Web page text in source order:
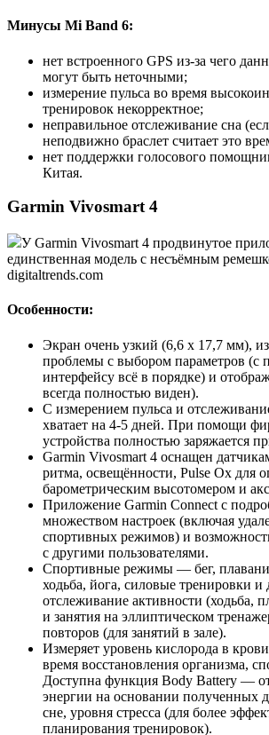
Минусы Mi Band 6:
нет встроенного GPS из-за чего
могут быть неточными;
измерение пульса во время
тренировок некорректное;
неправильное отслеживание сна
неподвижно браслет считает это
нет поддержки голосового
Китая.
Garmin Vivosmart 4
У Garmin Vivosmart 4 продвинутое
единственная модель с несъёмным
digitaltrends.com
Особенности:
Экран очень узкий (6,6 x 17,7 мм),
проблемы с выбором параметров (с
интерфейсу всё в порядке) и
всегда полностью виден).
С измерением пульса и
хватает на 4-5 дней. При помощи
устройства полностью заряжается
Garmin Vivosmart 4 оснащен
ритма, освещённости, Pulse Ox для
барометрическим высотомером и
Приложение Garmin Connect с
множеством настроек (включая
спортивных режимов) и
с другими пользователями.
Спортивные режимы — бег,
ходьба, йога, силовые тренировки и
отслеживание активности (ходьба,
и занятия на эллиптическом
повторов (для занятий в зале).
Измеряет уровень кислорода в
время восстановления организма,
Доступна функция Body Battery —
энергии на основании полученных
сне, уровня стресса (для более
планирования тренировок).